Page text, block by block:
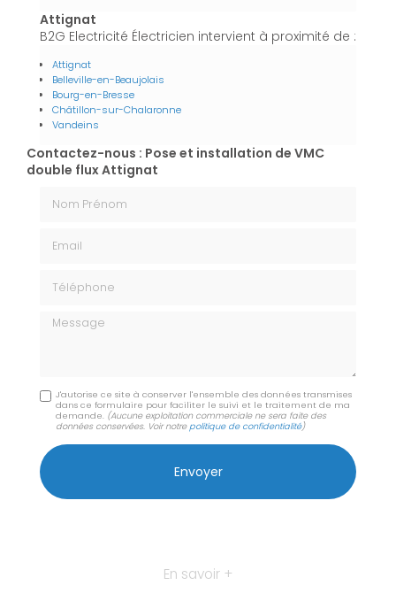
Attignat
B2G Electricité Électricien intervient à proximité de :
Attignat
Belleville-en-Beaujolais
Bourg-en-Bresse
Châtillon-sur-Chalaronne
Vandeins
Contactez-nous : Pose et installation de VMC
double flux Attignat
Message
J'autorise ce site à conserver l'ensemble des données transmises
dans ce formulaire pour faciliter le suivi et le traitement de ma
demande. (Aucune exploitation commerciale ne sera faite des
données conservées. Voir notrepolitique de confidentialité)
En savoir +